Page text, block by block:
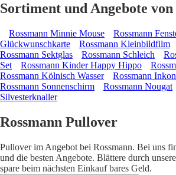
Sortiment und Angebote von
Rossmann Minnie Mouse Rossmann
Glückwunschkarte
Rossmann Kleinbildfilm
Rossmann Sektglas
Rossmann Schleich
Set
Rossmann Kinder Happy Hippo
Rossmann Kölnisch Wasser
Rossmann
Rossmann Sonnenschirm
Rossmann Nougat
Silvesterknaller
Rossmann Pullover
Pullover im Angebot bei Rossmann. Bei uns
und die besten Angebote. Blättere durch
spare beim nächsten Einkauf bares Geld.